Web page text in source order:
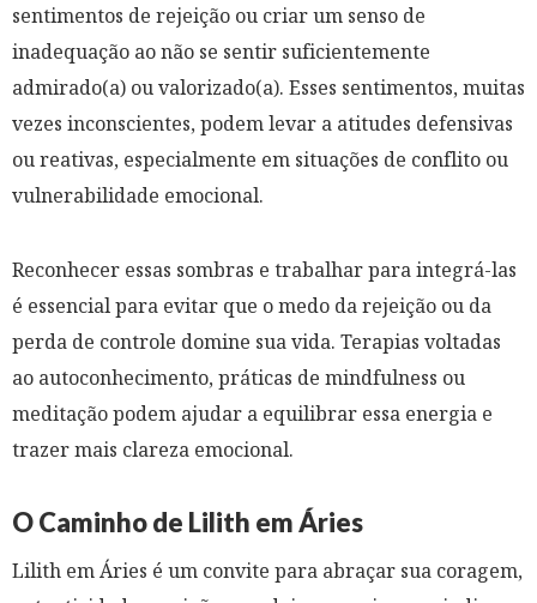
sentimentos de rejeição ou criar um senso de
inadequação ao não se sentir suficientemente
admirado(a) ou valorizado(a). Esses sentimentos, muitas
vezes inconscientes, podem levar a atitudes defensivas
ou reativas, especialmente em situações de conflito ou
vulnerabilidade emocional.
Reconhecer essas sombras e trabalhar para integrá-las
é essencial para evitar que o medo da rejeição ou da
perda de controle domine sua vida. Terapias voltadas
ao autoconhecimento, práticas de mindfulness ou
meditação podem ajudar a equilibrar essa energia e
trazer mais clareza emocional.
O Caminho de Lilith em Áries
Lilith em Áries é um convite para abraçar sua coragem,